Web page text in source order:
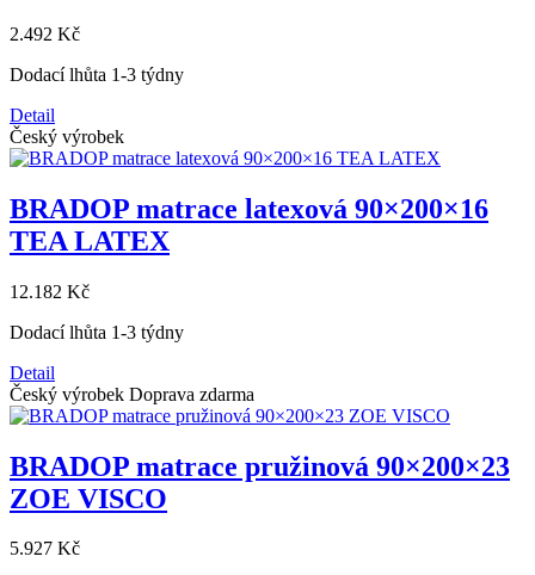
2.492 Kč
Dodací lhůta 1-3 týdny
Detail
Český výrobek
BRADOP matrace latexová 90×200×16
TEA LATEX
12.182 Kč
Dodací lhůta 1-3 týdny
Detail
Český výrobek Doprava zdarma
BRADOP matrace pružinová 90×200×23
ZOE VISCO
5.927 Kč